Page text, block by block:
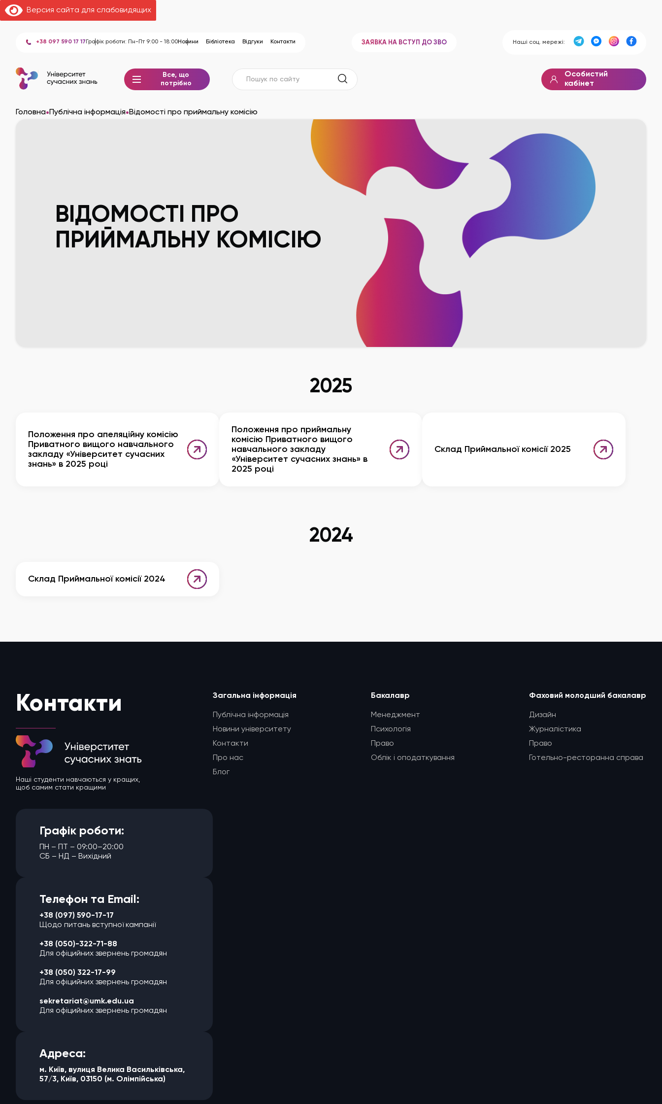
Версия сайта для слабовидящих
+38 097 590 17 17 Графік роботи: Пн-Пт 9:00 - 18:00Новини Бібліотека Відгуки Контакти ЗАЯВКА НА ВСТУП ДО ЗВО Наші соц. мережі:
Все, що
потрібно
Особистий
кабінет
Головна•Публічна інформація•Відомості про приймальну комісію
ВІДОМОСТІ ПРО
ПРИЙМАЛЬНУ КОМІСІЮ
2025
Положення про апеляційну комісію
Приватного вищого навчального
закладу «Університет сучасних
знань» в 2025 році
Положення про приймальну
комісію Приватного вищого
навчального закладу
«Університет сучасних знань» в
2025 році
Склад Приймальної комісії 2025
2024
Склад Приймальної комісії 2024
Контакти
Наші студенти навчаються у кращих,
щоб самим стати кращими
Графік роботи:
ПН – ПТ – 09:00–20:00
СБ – НД – Вихідний
Телефон та Email:
+38 (097) 590-17-17
Щодо питань вступної кампанії
+38 (050)-322-71-88
Для офіцийних звернень громадян
+38 (050) 322-17-99
Для офіцийних звернень громадян
sekretariat@umk.edu.ua
Для офіцийних звернень громадян
Адреса:
м. Київ, вулиця Велика Васильківська,
57/3, Київ, 03150 (м. Олімпійська)
Загальна інформація
Публічна інформація
Новини університету
Контакти
Про нас
Блог
Бакалавр
Менеджмент
Психологія
Право
Облік і оподаткування
Фаховий молодший бакалавр
Дизайн
Журналістика
Право
Готельно-ресторанна справа